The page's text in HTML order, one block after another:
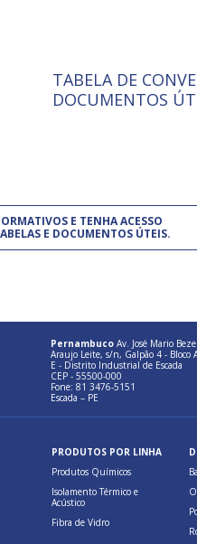
ISO 9001: 2015
A International
Standardization
TABELA DE
DOCUMENTOS
E TENHA ACESSO
E DOCUMENTOS ÚTEIS.
Pernambuco Av. José Mario
Araujo Leite, s/n, Galpão 4 - Bloco
E - Distrito Industrial de Escada
CEP - 55500-000
Fone: 81 3476-5151
Escada – PE
PRODUTOS POR LINHA
Produtos Químicos
Isolamento Térmico e
Acústico
Fibra de Vidro